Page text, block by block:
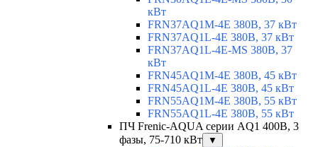
кВт
FRN37AQ1M-4E 380В, 37 кВт
FRN37AQ1L-4E 380В, 37 кВт
FRN37AQ1L-4E-MS 380В, 37
кВт
FRN45AQ1M-4E 380В, 45 кВт
FRN45AQ1L-4E 380В, 45 кВт
FRN55AQ1M-4E 380В, 55 кВт
FRN55AQ1L-4E 380В, 55 кВт
ПЧ Frenic-AQUA серии AQ1 400В, 3
фазы, 75-710 кВт
▼